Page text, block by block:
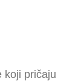
koji pričaju